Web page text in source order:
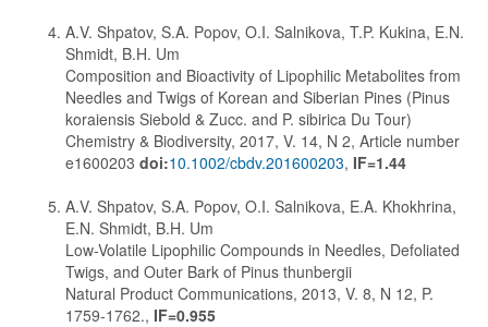
A.V. Shpatov, S.A. Popov, O.I. Salnikova, T.P. Kukina, E.N.
Shmidt, B.H. Um
Composition and Bioactivity of Lipophilic Metabolites from
Needles and Twigs of Korean and Siberian Pines (Pinus
koraiensis Siebold & Zucc. and P. sibirica Du Tour)
Chemistry & Biodiversity, 2017, V. 14, N 2, Article number
e1600203 doi:10.1002/cbdv.201600203, IF=1.44
A.V. Shpatov, S.A. Popov, O.I. Salnikova, E.A. Khokhrina,
E.N. Shmidt, B.H. Um
Low-Volatile Lipophilic Compounds in Needles, Defoliated
Twigs, and Outer Bark of Pinus thunbergii
Natural Product Communications, 2013, V. 8, N 12, P.
1759-1762., IF=0.955